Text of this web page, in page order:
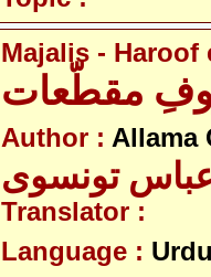
Majalis - Haroof
مقطّعات
Author : Allama
تونسوی
Translator :
Language : Urdu